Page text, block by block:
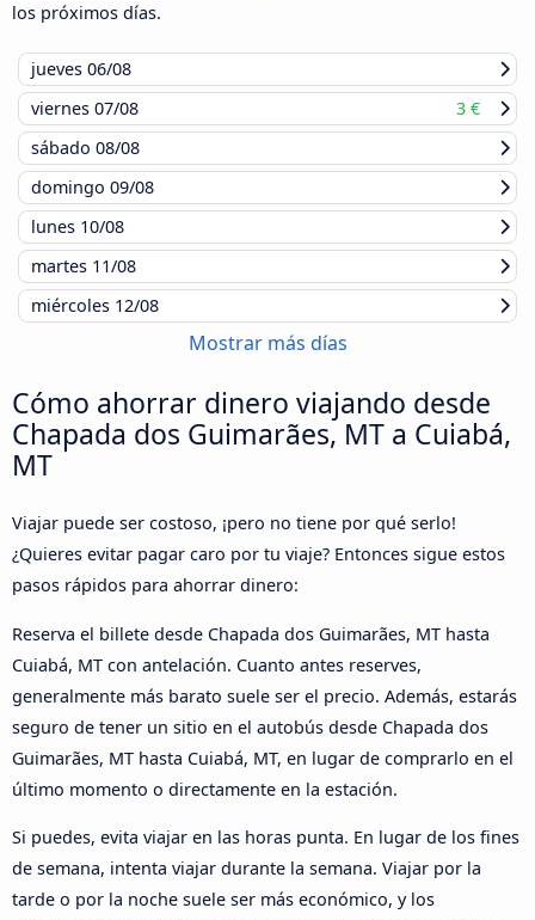
los próximos días.
jueves 06/08
viernes 07/08
3 €
sábado 08/08
domingo 09/08
lunes 10/08
martes 11/08
miércoles 12/08
Mostrar más días
Cómo ahorrar dinero viajando desde
Chapada dos Guimarães, MT a Cuiabá,
MT
Viajar puede ser costoso, ¡pero no tiene por qué serlo!
¿Quieres evitar pagar caro por tu viaje? Entonces sigue estos
pasos rápidos para ahorrar dinero:
Reserva el billete desde Chapada dos Guimarães, MT hasta
Cuiabá, MT con antelación. Cuanto antes reserves,
generalmente más barato suele ser el precio. Además, estarás
seguro de tener un sitio en el autobús desde Chapada dos
Guimarães, MT hasta Cuiabá, MT, en lugar de comprarlo en el
último momento o directamente en la estación.
Si puedes, evita viajar en las horas punta. En lugar de los fines
de semana, intenta viajar durante la semana. Viajar por la
tarde o por la noche suele ser más económico, y los